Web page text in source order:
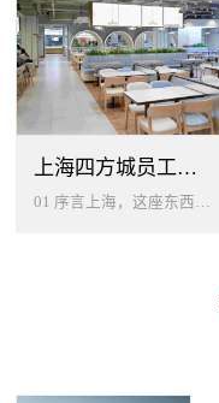
上海四方城员工美食餐厅设计
01 序言上海，这座东西方文化交汇的国际大都市，以其独特的魅力吸引着世界各地的人才。历史与现代、传统与创新在这里交织碰撞...